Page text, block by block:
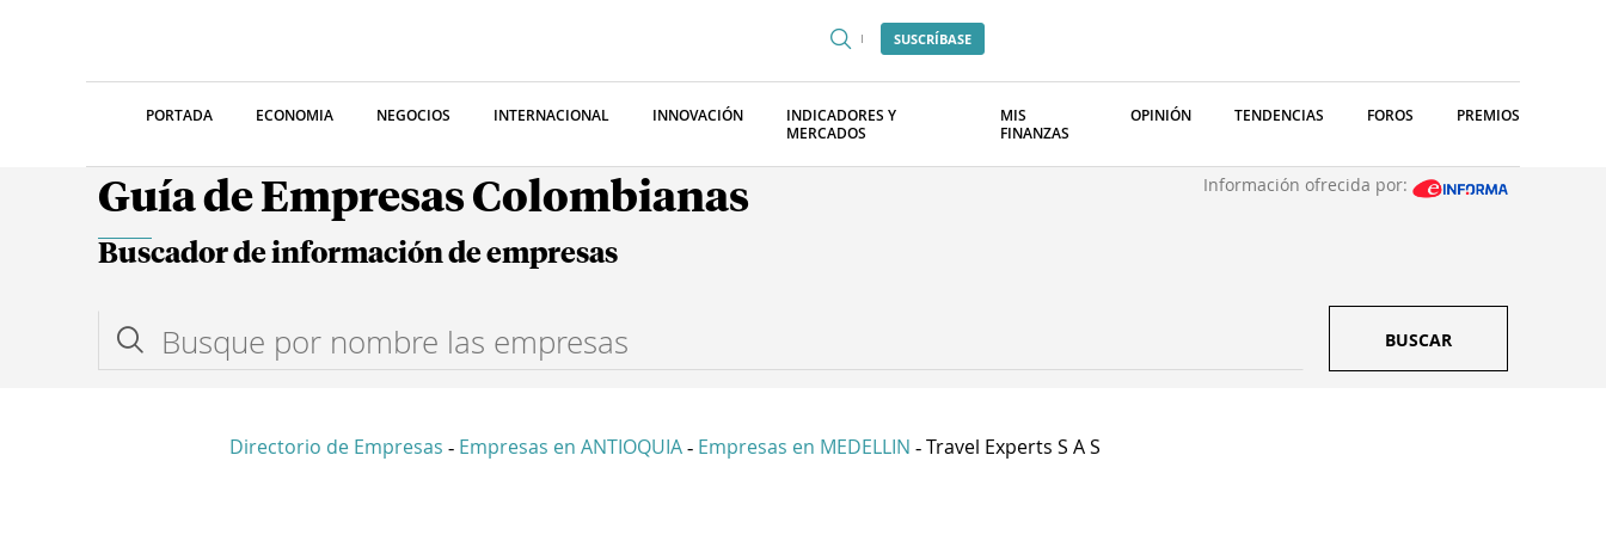
SUSCRÍBASE
PORTADA ECONOMIA NEGOCIOS INTERNACIONAL INNOVACIÓN
INDICADORES Y
MERCADOS
MIS
FINANZAS
OPINIÓN TENDENCIAS FOROS PREMIOS
Guía de Empresas Colombianas Información ofrecida por:
Buscador de información de empresas
BUSCAR
Directorio de Empresas - Empresas en ANTIOQUIA - Empresas en MEDELLIN - Travel Experts S A S